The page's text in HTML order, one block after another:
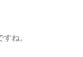
すね。